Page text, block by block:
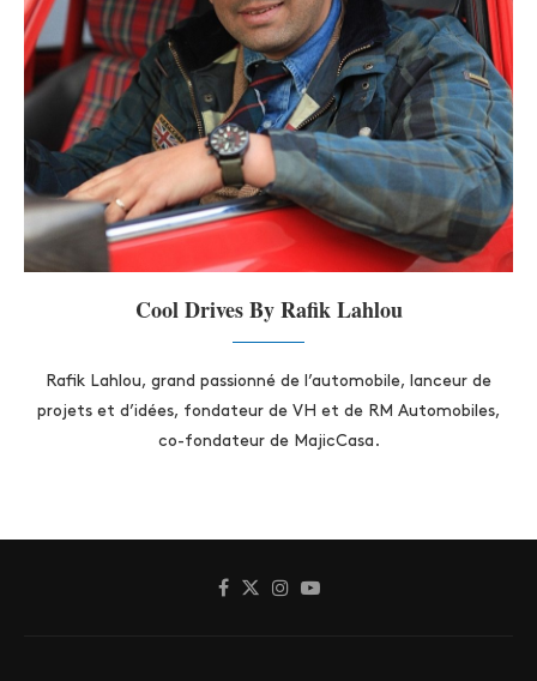
Cool Drives By Rafik Lahlou
Rafik Lahlou, grand passionné de l’automobile, lanceur de
projets et d’idées, fondateur de VH et de RM Automobiles,
co-fondateur de MajicCasa.